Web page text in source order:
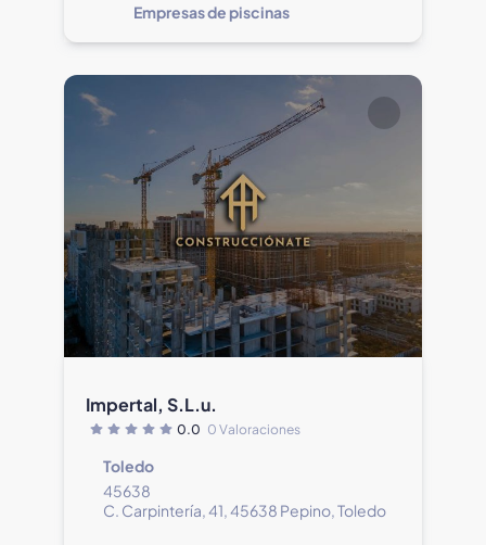
Empresas de piscinas
Impertal, S.L.u.
0.0 0 Valoraciones
Toledo
45638
C. Carpintería, 41, 45638 Pepino, Toledo